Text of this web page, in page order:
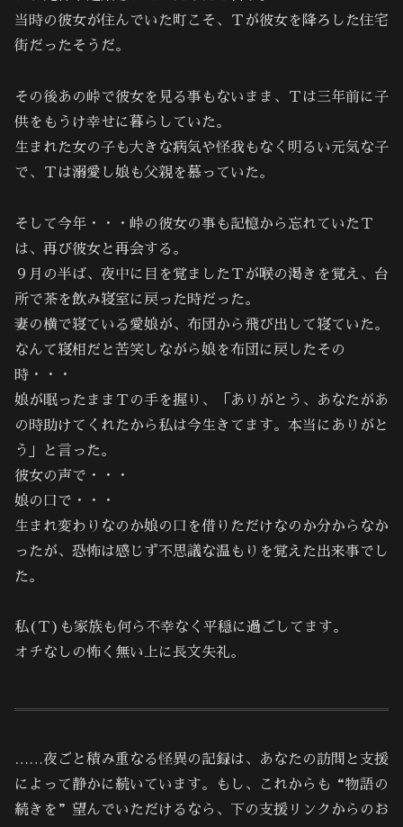
当時の彼女が住んでいた町こそ、Ｔが彼女を降ろした住宅
街だったそうだ。
その後あの峠で彼女を見る事もないまま、Ｔは三年前に子
供をもうけ幸せに暮らしていた。
生まれた女の子も大きな病気や怪我もなく明るい元気な子
で、Ｔは溺愛し娘も父親を慕っていた。
そして今年・・・峠の彼女の事も記憶から忘れていたＴ
は、再び彼女と再会する。
９月の半ば、夜中に目を覚ましたＴが喉の渇きを覚え、台
所で茶を飲み寝室に戻った時だった。
妻の横で寝ている愛娘が、布団から飛び出して寝ていた。
なんて寝相だと苦笑しながら娘を布団に戻したその
時・・・
娘が眠ったままＴの手を握り、「ありがとう、あなたがあ
の時助けてくれたから私は今生きてます。本当にありがと
う」と言った。
彼女の声で・・・
娘の口で・・・
生まれ変わりなのか娘の口を借りただけなのか分からなか
ったが、恐怖は感じず不思議な温もりを覚えた出来事でし
た。
私(Ｔ)も家族も何ら不幸なく平穏に過ごしてます。
オチなしの怖く無い上に長文失礼。
……夜ごと積み重なる怪異の記録は、あなたの訪問と支援
によって静かに続いています。もし、これからも“物語の
続きを”望んでいただけるなら、下の支援リンクからのお